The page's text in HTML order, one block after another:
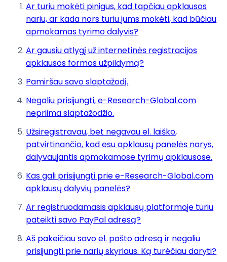
Ar turiu mokėti pinigus, kad tapčiau apklausos
nariu, ar kada nors turiu jums mokėti, kad būčiau
apmokamas tyrimo dalyvis?
Ar gausiu atlygį už internetinės registracijos
apklausos formos užpildymą?
Pamiršau savo slaptažodį.
Negaliu prisijungti, e-Research-Global.com
nepriima slaptažodžio.
Užsiregistravau, bet negavau el. laiško,
patvirtinančio, kad esu apklausų panelės narys,
dalyvaujantis apmokamose tyrimų apklausose.
Kas gali prisijungti prie e-Research-Global.com
apklausų dalyvių panelės?
Ar registruodamasis apklausų platformoje turiu
pateikti savo PayPal adresą?
Aš pakeičiau savo el. pašto adresą ir negaliu
prisijungti prie narių skyriaus. Ką turėčiau daryti?